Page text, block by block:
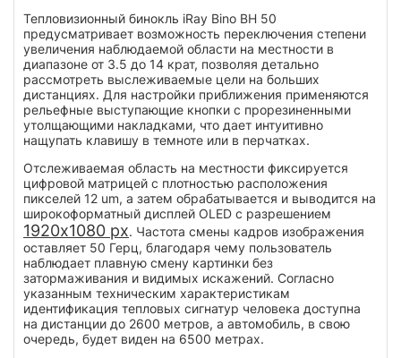
Тепловизионный бинокль iRay Bino BH 50
предусматривает возможность переключения степени
увеличения наблюдаемой области на местности в
диапазоне от 3.5 до 14 крат, позволяя детально
рассмотреть выслеживаемые цели на больших
дистанциях. Для настройки приближения применяются
рельефные выступающие кнопки с прорезиненными
утолщающими накладками, что дает интуитивно
нащупать клавишу в темноте или в перчатках.
Отслеживаемая область на местности фиксируется
цифровой матрицей с плотностью расположения
пикселей 12 um, а затем обрабатывается и выводится на
широкоформатный дисплей OLED с разрешением
1920x1080 px. Частота смены кадров изображения
оставляет 50 Герц, благодаря чему пользователь
наблюдает плавную смену картинки без
затормаживания и видимых искажений. Согласно
указанным техническим характеристикам
идентификация тепловых сигнатур человека доступна
на дистанции до 2600 метров, а автомобиль, в свою
очередь, будет виден на 6500 метрах.